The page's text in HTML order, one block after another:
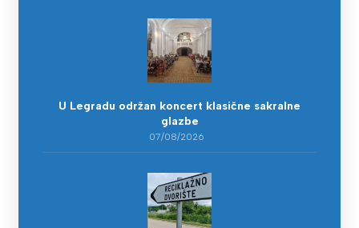
U Legradu održan koncert klasične sakralne
glazbe
07/08/2026